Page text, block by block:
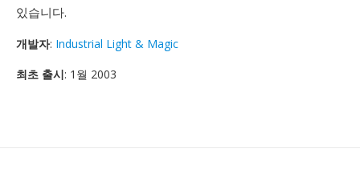
있습니다.
개발자: Industrial Light & Magic
최초 출시: 1월 2003